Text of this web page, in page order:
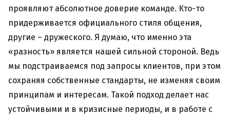
проявляют абсолютное доверие команде. Кто-то
придерживается официального стиля общения,
другие – дружеского. Я думаю, что именно эта
«разность» является нашей сильной стороной. Ведь
мы подстраиваемся под запросы клиентов, при этом
сохраняя собственные стандарты, не изменяя своим
принципам и интересам. Такой подход делает нас
устойчивыми и в кризисные периоды, и в работе с